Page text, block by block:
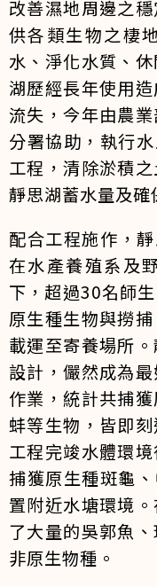
改善濕地周邊之
供各類生物之棲
水、淨化水質、
湖歷經長年使用
流失，今年由農
分署協助，執行
工程，清除淤積
靜思湖蓄水量及確
配合工程施作，
在水產養殖系及
下，超過30名師
原生種生物與撈
載運至寄養場所
設計，儼然成為
作業，統計共捕
蚌等生物，皆即
工程完竣水體環
捕獲原生種斑龜
置附近水塘環境
了大量的吳郭魚
非原生物種。